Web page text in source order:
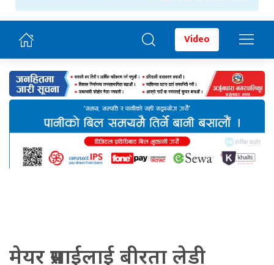
Video
मेयर प्रसाईलाई बीरता लेडी